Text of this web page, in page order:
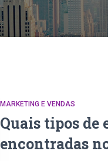
MARKETING E VENDAS
Quais tipos de
encontradas